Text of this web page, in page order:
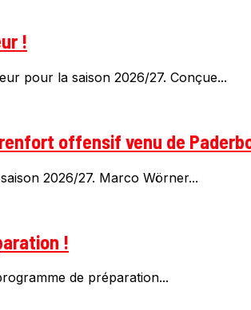
!
pour la saison 2026/27. Conçue...
offensif venu de
2026/27. Marco Wörner...
!
de préparation...